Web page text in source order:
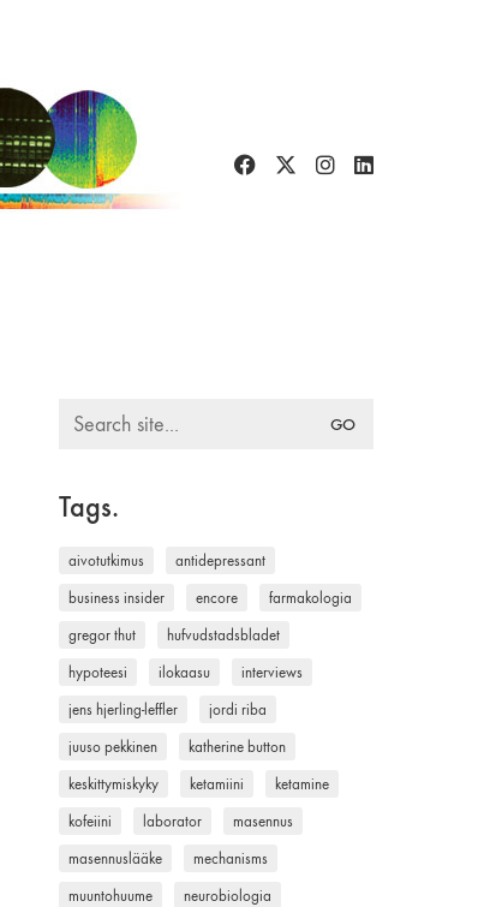
Search
Tags.
aivotutkimus antidepressant
business insider encore farmakologia
gregor thut hufvudstadsbladet
hypoteesi ilokaasu interviews
jens hjerling-leffler jordi riba
juuso pekkinen katherine button
keskittymiskyky ketamiini ketamine
kofeiini laborator masennus
masennuslääke mechanisms
muuntohuume neurobiologia